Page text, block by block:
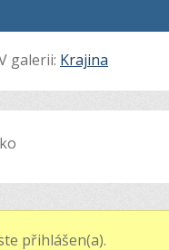
galerii: Krajina
přihlášen(a).